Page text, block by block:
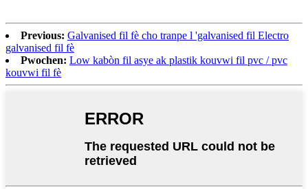
Previous: Galvanised fil fè cho tranpe l 'galvanised fil Electro
galvanised fil fè
Pwochen: Low kabòn fil asye ak plastik kouvwi fil pvc / pvc
kouvwi fil fè